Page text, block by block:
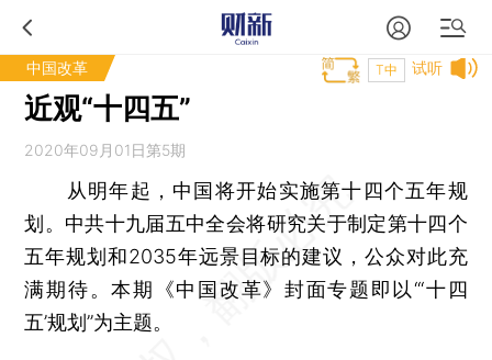
中国改革 试听
T中
近观“十四五”
2020年09月01日第5期
从明年起，中国将开始实施第十四个五年规
划。中共十九届五中全会将研究关于制定第十四个
五年规划和2035年远景目标的建议，公众对此充
满期待。本期《中国改革》封面专题即以“‘十四
五’规划”为主题。